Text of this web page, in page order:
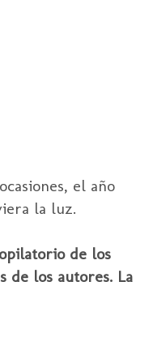
el año
la luz.
de los
de los autores. La